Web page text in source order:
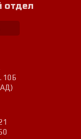
отдел
10Б